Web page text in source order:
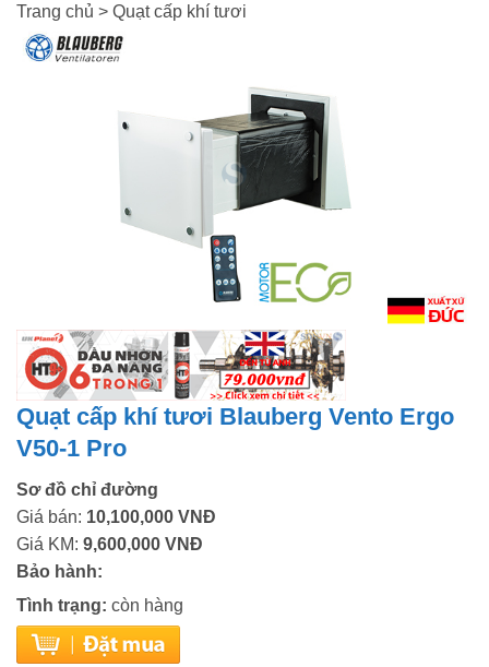
Trang chủ > Quạt cấp khí tươi
Quạt cấp khí tươi Blauberg Vento Ergo
V50-1 Pro
Sơ đồ chỉ đường
Giá bán: 10,100,000 VNĐ
Giá KM: 9,600,000 VNĐ
Bảo hành:
Tình trạng: còn hàng